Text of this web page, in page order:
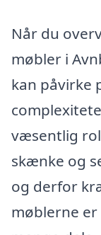
Når du
møbler i
kan påvirke
væsentlig
skænke og
og derfor
møblerne er